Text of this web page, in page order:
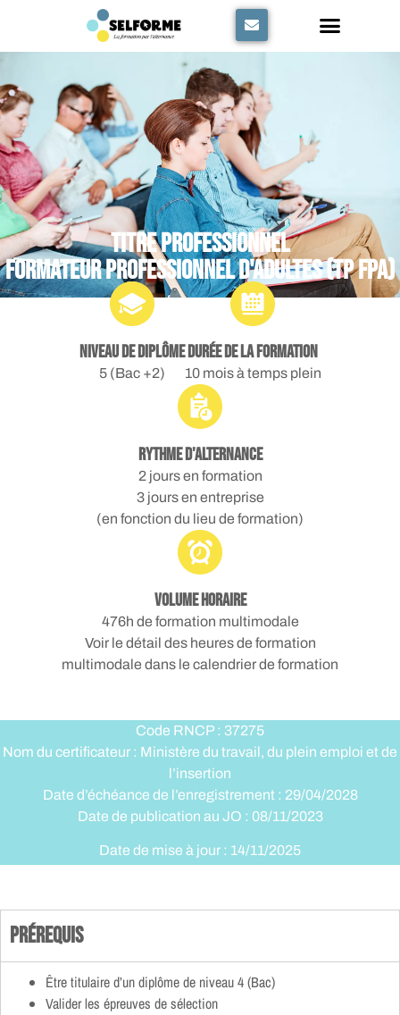
Titre professionnel
Formateur professionnel d'adultes (TP FPA)
niveau de diplôme
5 (Bac +2)
Durée de la formation
10 mois à temps plein
Rythme d'alternance
2 jours en formation
3 jours en entreprise
(en fonction du lieu de formation)
Volume horaire
476h de formation multimodale
Voir le détail des heures de formation
multimodale dans le calendrier de formation
Code RNCP : 37275
Nom du certificateur : Ministère du travail, du plein emploi et de
l’insertion
Date d’échéance de l’enregistrement : 29/04/2028
Date de publication au JO : 08/11/2023
Date de mise à jour : 14/11/2025
Prérequis
Être titulaire d’un diplôme de niveau 4 (Bac)
Valider les épreuves de sélection
Panneau de gestion des cookies